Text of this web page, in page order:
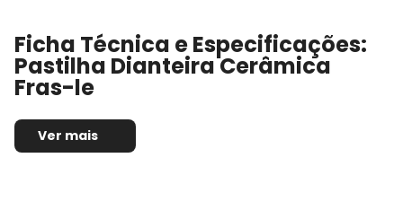
Ficha Técnica e Especificações:
Pastilha Dianteira Cerâmica
Fras-le
Montadora:
Modelo:Camry
Ver mais